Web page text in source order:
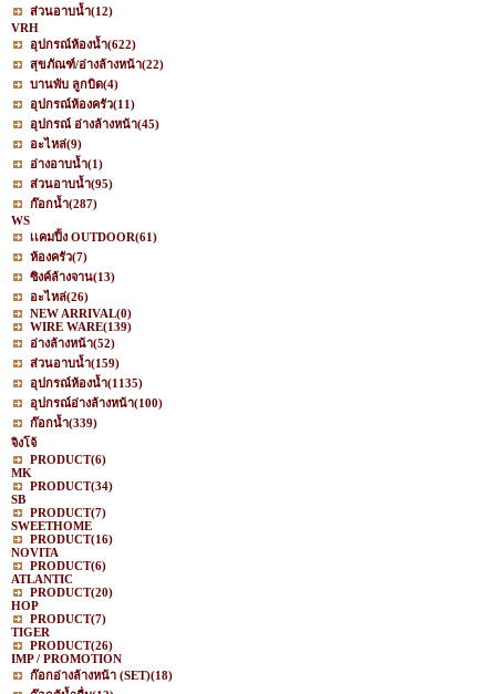
ส่วนอาบน้ำ(12)
VRH
อุปกรณ์ห้องน้ำ(622)
สุขภัณฑ์/อ่างล้างหน้า(22)
บานพับ ลูกบิด(4)
อุปกรณ์ห้องครัว(11)
อุปกรณ์ อ่างล้างหน้า(45)
อะไหล่(9)
อ่างอาบน้ำ(1)
ส่วนอาบน้ำ(95)
ก๊อกน้ำ(287)
WS
เเคมปิ้ง OUTDOOR(61)
ห้องครัว(7)
ซิงค์ล้างจาน(13)
อะไหล่(26)
NEW ARRIVAL(0)
WIRE WARE(139)
อ่างล้างหน้า(52)
ส่วนอาบน้ำ(159)
อุปกรณ์ห้องน้ำ(1135)
อุปกรณ์อ่างล้างหน้า(100)
ก๊อกน้ำ(339)
จิงโจ้
PRODUCT(6)
MK
PRODUCT(34)
SB
PRODUCT(7)
SWEETHOME
PRODUCT(16)
NOVITA
PRODUCT(6)
ATLANTIC
PRODUCT(20)
HOP
PRODUCT(7)
TIGER
PRODUCT(26)
IMP / PROMOTION
ก๊อกอ่างล้างหน้า (SET)(18)